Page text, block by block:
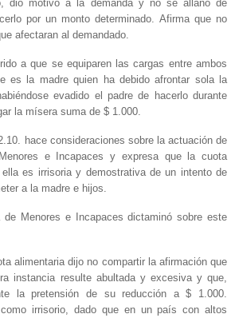
dio motivo a la demanda y no se allanó de
por un monto determinado. Afirma que no
afectaran al demandado.
a que se equiparen las cargas entre ambos
es la madre quien ha debido afrontar sola la
evadido el padre de hacerlo durante
la mísera suma de $ 1.000.
hace consideraciones sobre la actuación de
e Incapaces y expresa que la cuota
es irrisoria y demostrativa de un intento de
a la madre e hijos.
de Menores e Incapaces dictaminó sobre este
alimentaria dijo no compartir la afirmación que
instancia resulte abultada y excesiva y que,
la pretensión de su reducción a $ 1.000.
irrisorio, dado que en un país con altos